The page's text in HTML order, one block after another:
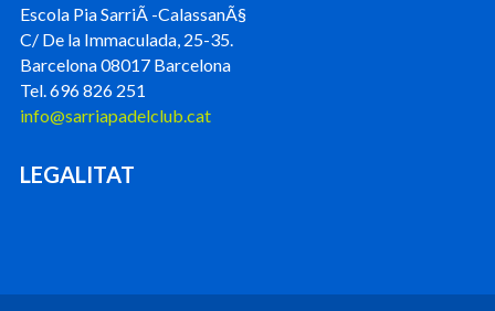
Escola Pia SarriÃ -CalassanÃ§
C/ De la Immaculada, 25-35.
Barcelona 08017 Barcelona
Tel. 696 826 251
info@sarriapadelclub.cat
LEGALITAT